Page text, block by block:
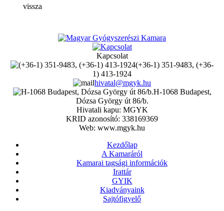
vissza
Kapcsolat
(+36-1) 351-9483, (+36-
1) 413-1924
hivatal@mgyk.hu
H-1068 Budapest,
Dózsa György út 86/b.
Hivatali kapu: MGYK
KRID azonosító: 338169369
Web: www.mgyk.hu
Kezdőlap
A Kamaráról
Kamarai tagsági információk
Irattár
GYIK
Kiadványaink
Sajtófigyelő